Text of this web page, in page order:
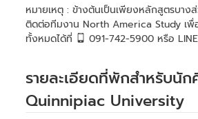
หมายเหตุ : ข้างต้นเป็นเพียงหลักสูตรบาง
ติดต่อทีมงาน North America Study เ
ทั้งหมดได้ที่
091-742-5900 หรือ
รายละเอียดที่พักสำหรับนัก
Quinnipiac University